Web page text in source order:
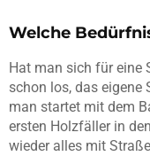
Welche
Hat man sich für eine
schon los, das eigene
man startet mit dem
ersten Holzfäller in
wieder alles mit